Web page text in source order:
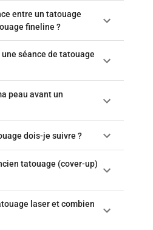
entre un tatouage
fineline ?
séance de tatouage
peau avant un
dois-je suivre ?
tatouage (cover-up)
laser et combien